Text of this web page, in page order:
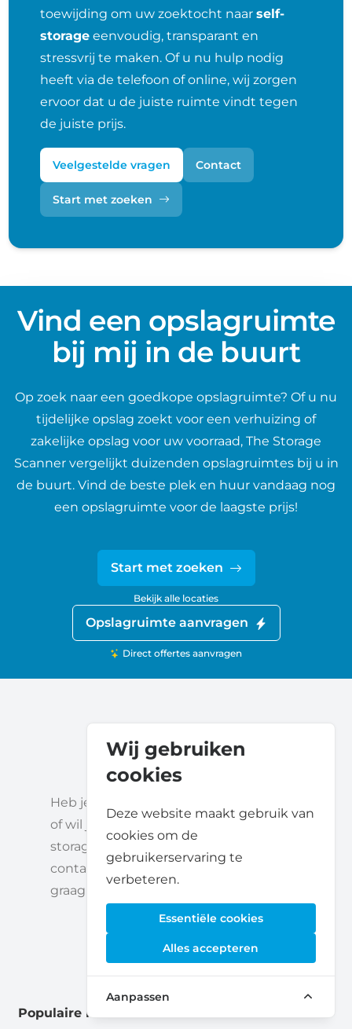
toewijding om uw zoektocht naarself-
storage eenvoudig, transparant en
stressvrij te maken. Of u nu hulp nodig
heeft via de telefoon of online, wij zorgen
ervoor dat u de juiste ruimte vindt tegen
de juiste prijs.
Veelgestelde vragen Contact
Start met zoeken
Vind een opslagruimte
bij mij in de buurt
Op zoek naar een goedkope opslagruimte? Of u nu
tijdelijke opslag zoekt voor een verhuizing of
zakelijke opslag voor uw voorraad, The Storage
Scanner vergelijkt duizenden opslagruimtes bij u in
de buurt. Vind de beste plek en huur vandaag nog
een opslagruimte voor de laagste prijs!
Start met zoeken
Bekijk alle locaties
Opslagruimte aanvragen
Direct offertes aanvragen
Wij gebruiken
cookies
Deze website maakt gebruik van
cookies om de
gebruikerservaring te
verbeteren.
Essentiële cookies
Alles accepteren
Aanpassen
Heb je vragen over opslagruimte huren
of wil je de zichtbaarheid van jouw self-
storage bedrijf vergroten? Neem gerust
contact met ons op - we helpen je
graag verder.
Populaire locaties